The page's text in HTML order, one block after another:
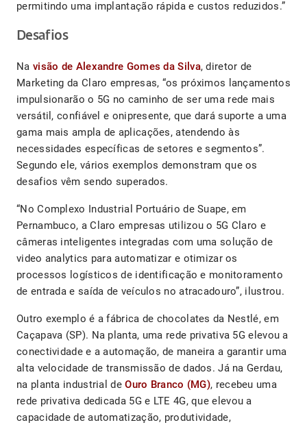
permitindo uma implantação rápida e custos reduzidos.”
Desafios
Na visão de Alexandre Gomes da Silva, diretor de
Marketing da Claro empresas, “os próximos lançamentos
impulsionarão o 5G no caminho de ser uma rede mais
versátil, confiável e onipresente, que dará suporte a uma
gama mais ampla de aplicações, atendendo às
necessidades específicas de setores e segmentos”.
Segundo ele, vários exemplos demonstram que os
desafios vêm sendo superados.
“No Complexo Industrial Portuário de Suape, em
Pernambuco, a Claro empresas utilizou o 5G Claro e
câmeras inteligentes integradas com uma solução de
video analytics para automatizar e otimizar os
processos logísticos de identificação e monitoramento
de entrada e saída de veículos no atracadouro”, ilustrou.
Outro exemplo é a fábrica de chocolates da Nestlé, em
Caçapava (SP). Na planta, uma rede privativa 5G elevou a
conectividade e a automação, de maneira a garantir uma
alta velocidade de transmissão de dados. Já na Gerdau,
na planta industrial deOuro Branco (MG), recebeu uma
rede privativa dedicada 5G e LTE 4G, que elevou a
capacidade de automatização, produtividade,